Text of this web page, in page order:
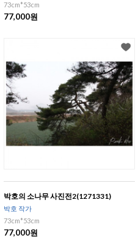
73cm*53cm
77,000원
박호의 소나무 사진전2(1271331)
박호 작가
73cm*53cm
77,000원